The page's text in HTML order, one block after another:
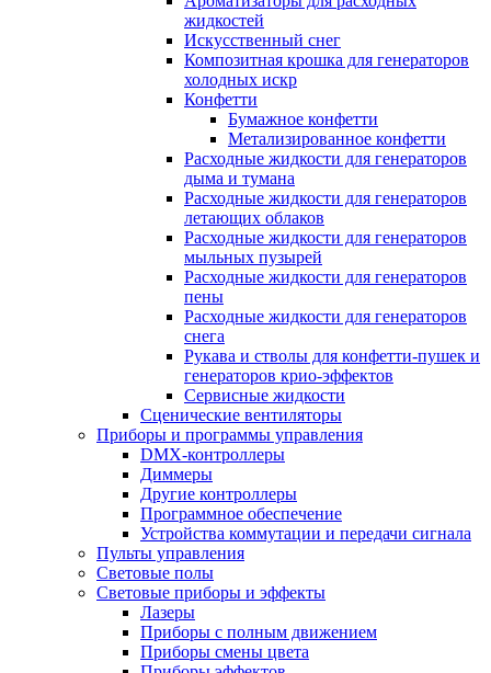
жидкостей
Искусственный снег
Композитная крошка для генераторов
холодных искр
Конфетти
Бумажное конфетти
Метализированное конфетти
Расходные жидкости для генераторов
дыма и тумана
Расходные жидкости для генераторов
летающих облаков
Расходные жидкости для генераторов
мыльных пузырей
Расходные жидкости для генераторов
пены
Расходные жидкости для генераторов
снега
Рукава и стволы для конфетти-пушек и
генераторов крио-эффектов
Сервисные жидкости
Сценические вентиляторы
Приборы и программы управления
DMX-контроллеры
Диммеры
Другие контроллеры
Программное обеспечение
Устройства коммутации и передачи сигнала
Пульты управления
Световые полы
Световые приборы и эффекты
Лазеры
Приборы с полным движением
Приборы смены цвета